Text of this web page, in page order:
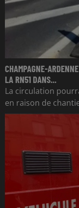
CHAMPAGNE-
LA RN51 DANS...
La circulation
en raison de